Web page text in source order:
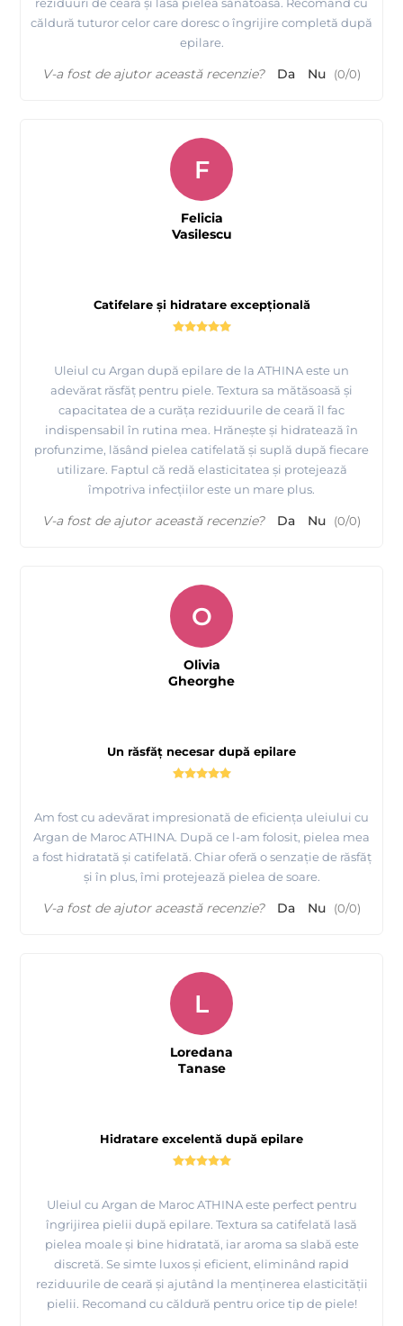
reziduuri de ceară și lasă pielea sănătoasă. Recomand cu
căldură tuturor celor care doresc o îngrijire completă după
epilare.
V-a fost de ajutor această recenzie? Da Nu (0/0)
Catifelare și hidratare excepțională
Uleiul cu Argan după epilare de la ATHINA este un
adevărat răsfăț pentru piele. Textura sa mătăsoasă și
capacitatea de a curăța reziduurile de ceară îl fac
indispensabil în rutina mea. Hrănește și hidratează în
profunzime, lăsând pielea catifelată și suplă după fiecare
utilizare. Faptul că redă elasticitatea și protejează
împotriva infecțiilor este un mare plus.
F
Felicia
Vasilescu
V-a fost de ajutor această recenzie? Da Nu (0/0)
Un răsfăț necesar după epilare
Am fost cu adevărat impresionată de eficiența uleiului cu
Argan de Maroc ATHINA. După ce l-am folosit, pielea mea
a fost hidratată și catifelată. Chiar oferă o senzație de răsfăț
și în plus, îmi protejează pielea de soare.
O
Olivia
Gheorghe
V-a fost de ajutor această recenzie? Da Nu (0/0)
Hidratare excelentă după epilare
Uleiul cu Argan de Maroc ATHINA este perfect pentru
îngrijirea pielii după epilare. Textura sa catifelată lasă
pielea moale și bine hidratată, iar aroma sa slabă este
discretă. Se simte luxos și eficient, eliminând rapid
reziduurile de ceară și ajutând la menținerea elasticității
pielii. Recomand cu căldură pentru orice tip de piele!
L
Loredana
Tanase